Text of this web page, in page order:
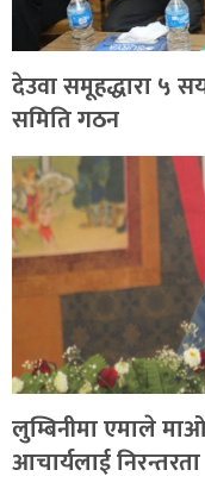
देउवा समूहद्धारा ५
समिति गठन
लुम्बिनीमा एमाले
आचार्यलाई निरन्तरता